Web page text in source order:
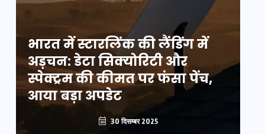
भारत में स्टारलिंक की लैंडिंग में
अड़चन: डेटा सिक्योरिटी और
स्पेक्ट्रम की कीमत पर फंसा पेंच,
आया बड़ा अपडेट
30 दिसम्बर 2025